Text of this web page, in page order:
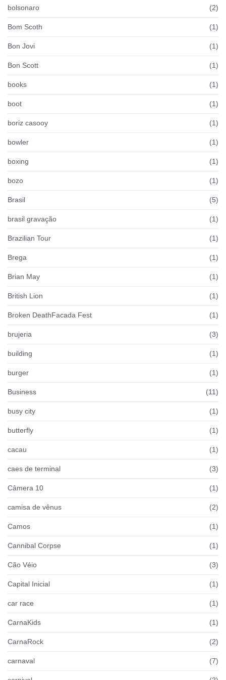
bolsonaro (2)
Bom Scoth (1)
Bon Jovi (1)
Bon Scott (1)
books (1)
boot (1)
boriz casooy (1)
bowler (1)
boxing (1)
bozo (1)
Brasil (5)
brasil gravação (1)
Brazilian Tour (1)
Brega (1)
Brian May (1)
British Lion (1)
Broken DeathFacada Fest (1)
brujeria (3)
building (1)
burger (1)
Business (11)
busy city (1)
butterfly (1)
cacau (1)
caes de terminal (3)
Câmera 10 (1)
camisa de vênus (2)
Camos (1)
Cannibal Corpse (1)
Cão Véio (3)
Capital Inicial (1)
car race (1)
CarnaKids (1)
CarnaRock (2)
carnaval (7)